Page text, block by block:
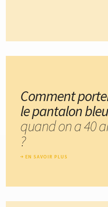
Comment
le pantalon bleu
quand on a 40
?
EN SAVOIR PLUS